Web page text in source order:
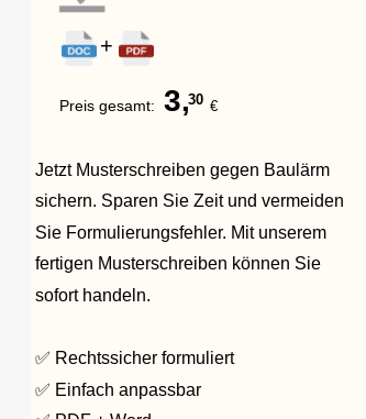
+
Preis gesamt: 3, 30 €
Jetzt Musterschreiben gegen Baulärm
sichern. Sparen Sie Zeit und vermeiden
Sie Formulierungsfehler. Mit unserem
fertigen Musterschreiben können Sie
sofort handeln.
✅ Rechtssicher formuliert
✅ Einfach anpassbar